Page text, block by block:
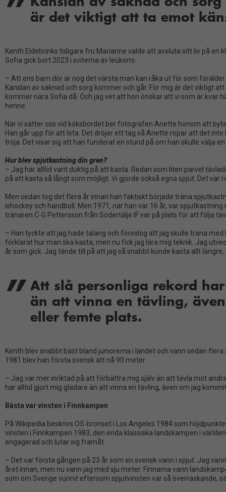
är det viktigt att ta emot
Kenth Eldebrinks tidigare fru Marianne valde att avsluta sitt liv på en
Sofia gick bort 2023 i sviterna av leukemi.
– Att ens barn dör är nog det värsta man kan råka ut för som
Känslan av saknad och sorg kommer och går. För mig är det viktigt
kommer nära Sofia då. Och jag vet att hon önskar att vi som är kvar
henne.
När vi sätter oss vid köksbordet ber fotografen Anette honom att
Han går upp för att leta. Det dröjer ett tag så Anette ropar att det
tröja. Det visar sig att han funderat en stund på om han skulle välja
Hur blev spjutkastning din gren?
– Jag har alltid varit duktig på att kasta. Redan som liten parvel
på att kasta så långt som möjligt. Vi gjorde också egna spjut. Det
Men sedan tog det flera år innan han faktiskt började träna
ishockey och handboll. Men 1971, när han var 16 år, var
tränaren C-G Pettersson från Södertälje IF var på plats för att följa
– Han tyckte att jag hade talang och föreslog att jag skulle träna
förklarat hur man ska kasta, men nu fick jag lära mig teknik. Jag
år som gick. Jag tände till på att jag så snabbt kunde kasta allt
Att slå personliga rekord
än att vinna en tävling,
eller femte plats.
Kenth blev snabbt bäst bland juniorerna i landet och vann sedan
1981 blev han första svensk att nå 90 meter.
– Jag var mer inriktad på att förbättra mig själv än att tävla mot
har alltid gjort mig gladare än att vinna en tävling, även om jag
Bästa var vinsten i Finnkampen
På Wikipedia beskrivs OS-bronset i Los Angeles 1984 som
vinsten i Finnkampen 1983, den enda klassiska landskampen i
engagerad och lutar sig framåt.
– Det var första gången på 23 år som en svensk vann i spjut. Jag
året innan, men nu vann jag med sju meter. Finnarna vann
som om Sverige vunnit eftersom spjutvinsten var så överraskande,